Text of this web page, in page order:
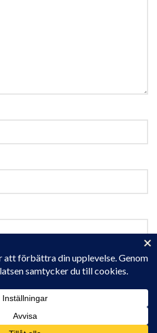
och webbplats i denna
skriver en kommentar.
to control cookies, see here: